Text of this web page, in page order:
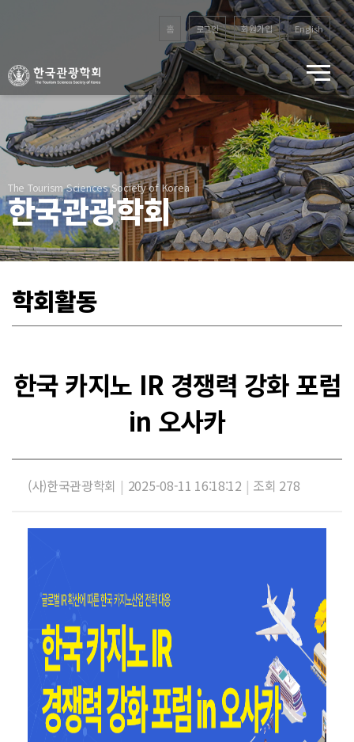
홈 로그인 회원가입 English
The Tourism Sciences Society of Korea
한국관광학회
학회활동
한국 카지노 IR 경쟁력 강화 포럼
in 오사카
(사)한국관광학회 | 2025-08-11 16:18:12 | 조회 278